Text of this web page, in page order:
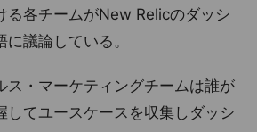
る各チームがNew Relicのダッシ
議論している。
ス・マーケティングチームは誰が
してユースケースを収集しダッシ